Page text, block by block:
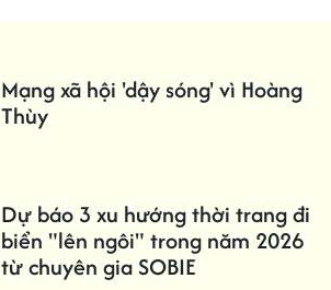
Mạng xã hội 'dậy sóng' vì Hoàng
Thùy
Dự báo 3 xu hướng thời trang đi
biển "lên ngôi" trong năm 2026
từ chuyên gia SOBIE